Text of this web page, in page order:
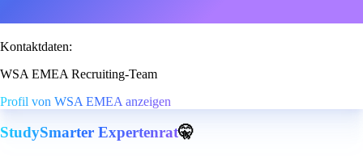
Kontaktdaten:
WSA EMEA Recruiting-Team
Profil von WSA EMEA anzeigen
StudySmarter Expertenrat🤫